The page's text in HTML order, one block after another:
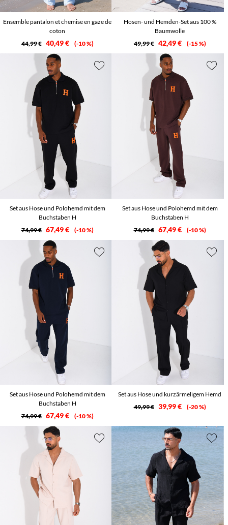
Ensemble pantalon et chemise en gaze de
coton
44,99 € 40,49 € -10 %
Hosen- und Hemden-Set aus 100 %
Baumwolle
49,99 € 42,49 € -15 %
Set aus Hose und Polohemd mit dem
Buchstaben H
74,99 € 67,49 € -10 %
Set aus Hose und Polohemd mit dem
Buchstaben H
74,99 € 67,49 € -10 %
Set aus Hose und Polohemd mit dem
Buchstaben H
74,99 € 67,49 € -10 %
Set aus Hose und kurzärmeligem Hemd
49,99 € 39,99 € -20 %